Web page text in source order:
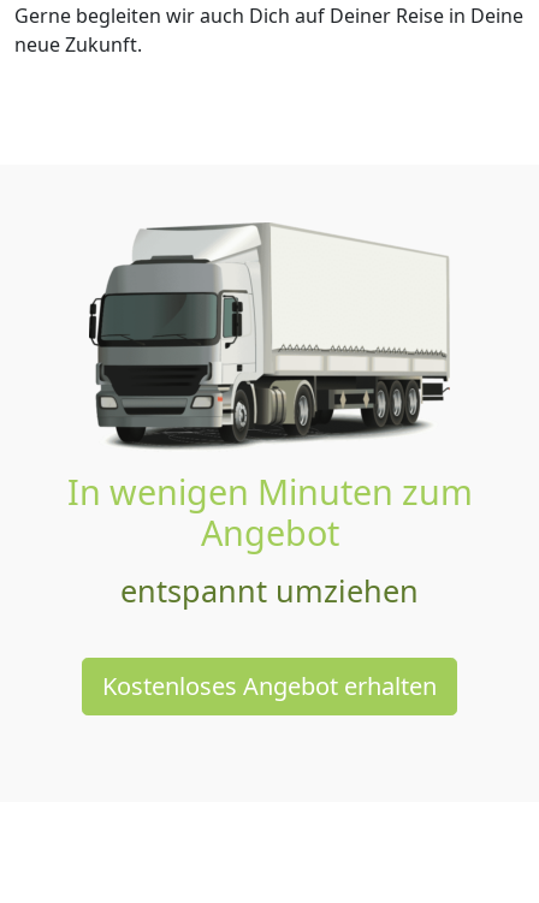
Gerne begleiten wir auch Dich auf Deiner Reise in Deine
neue Zukunft.
In wenigen Minuten zum
Angebot
entspannt umziehen
Kostenloses Angebot erhalten